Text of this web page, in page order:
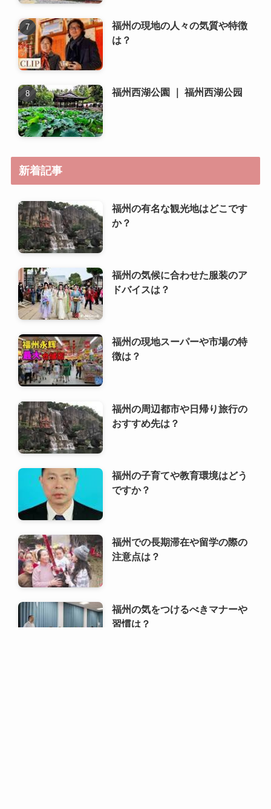
福州の現地の人々の気質や特徴
は？
福州西湖公園 ｜ 福州西湖公园
新着記事
福州の有名な観光地はどこです
か？
福州の気候に合わせた服装のア
ドバイスは？
福州の現地スーパーや市場の特
徴は？
福州の周辺都市や日帰り旅行の
おすすめ先は？
福州の子育てや教育環境はどう
ですか？
福州での長期滞在や留学の際の
注意点は？
福州の気をつけるべきマナーや
習慣は？